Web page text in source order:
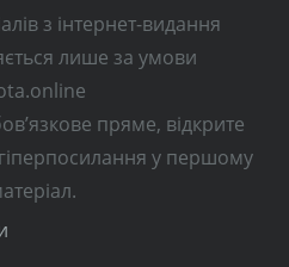
з інтернет-видання
лише за умови
пряме, відкрите
у першому